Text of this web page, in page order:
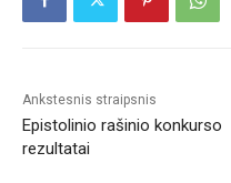
Ankstesnis straipsnis
Epistolinio rašinio konkurso
rezultatai